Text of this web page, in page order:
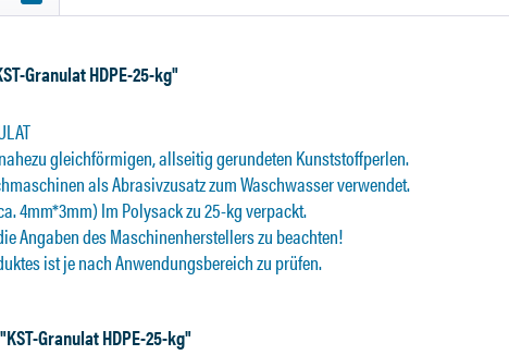
Granulat HDPE-25-kg"
gleichförmigen, allseitig gerundeten Kunststoffperlen.
als Abrasivzusatz zum Waschwasser verwendet.
4mm*3mm) Im Polysack zu 25-kg verpackt.
Angaben des Maschinenherstellers zu beachten!
ist je nach Anwendungsbereich zu prüfen.
Granulat HDPE-25-kg"